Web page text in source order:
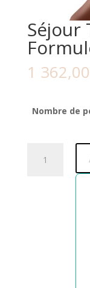
Séjour
1 362,00
Nombre de